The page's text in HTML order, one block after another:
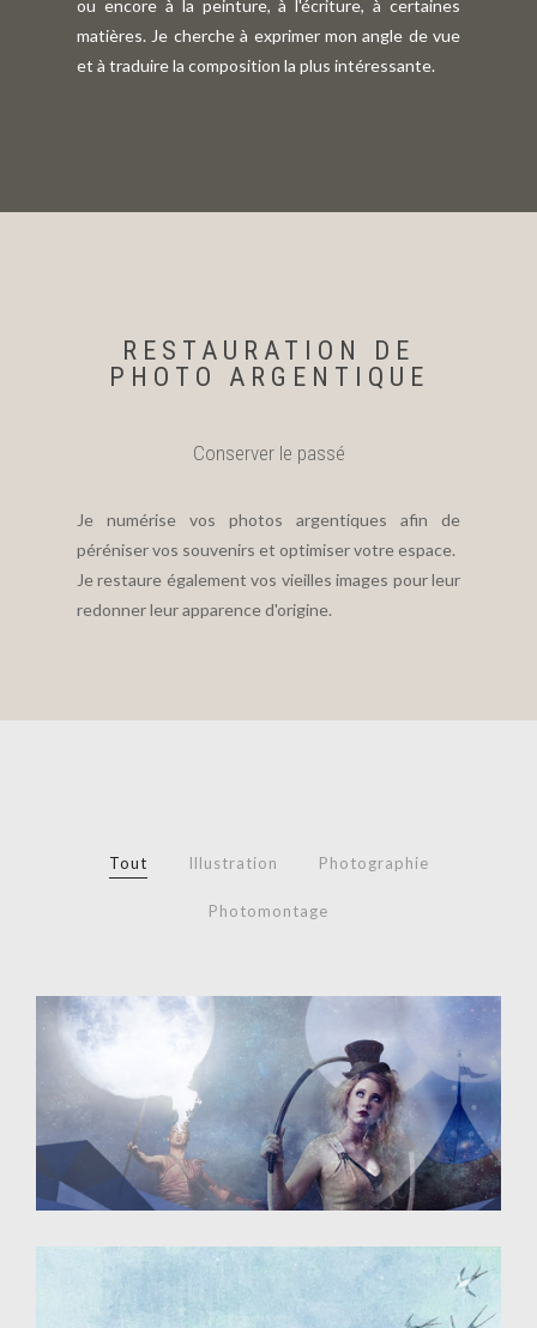
ou encore à la peinture, à l'écriture, à certaines
matières. Je cherche à exprimer mon angle de vue
et à traduire la composition la plus intéressante.
RESTAURATION DE
PHOTO ARGENTIQUE
Conserver le passé
Je numérise vos photos argentiques afin de
péréniser vos souvenirs et optimiser votre espace.
Je restaure également vos vieilles images pour leur
redonner leur apparence d'origine.
Tout Illustration Photographie
Photomontage
Illustration - photomontage
Destinée à un site web sur le cirque